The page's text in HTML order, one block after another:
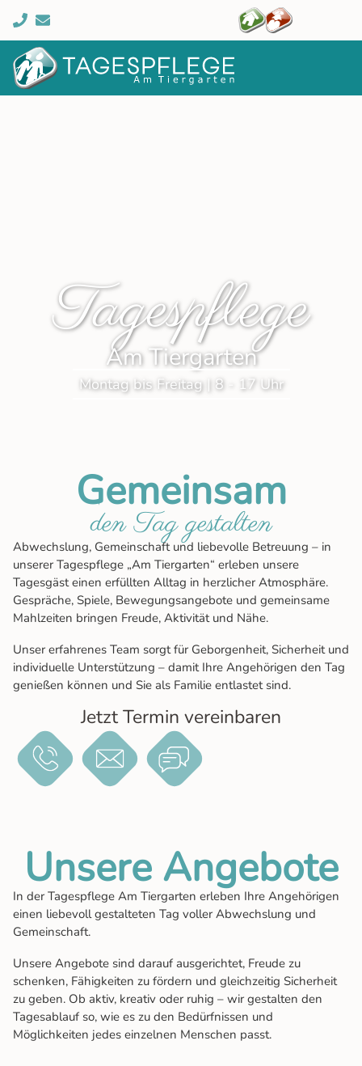
Tagespflege
Am Tiergarten
Montag bis Freitag | 8 - 17 Uhr
Gemeinsam
den Tag gestalten
Abwechslung, Gemeinschaft und liebevolle Betreuung – in
unserer Tagespflege „Am Tiergarten“ erleben unsere
Tagesgäst einen erfüllten Alltag in herzlicher Atmosphäre.
Gespräche, Spiele, Bewegungsangebote und gemeinsame
Mahlzeiten bringen Freude, Aktivität und Nähe.
Unser erfahrenes Team sorgt für Geborgenheit, Sicherheit und
individuelle Unterstützung – damit Ihre Angehörigen den Tag
genießen können und Sie als Familie entlastet sind.
Jetzt Termin vereinbaren
Unsere Angebote
In der Tagespflege Am Tiergarten erleben Ihre Angehörigen
einen liebevoll gestalteten Tag voller Abwechslung und
Gemeinschaft.
Unsere Angebote sind darauf ausgerichtet, Freude zu
schenken, Fähigkeiten zu fördern und gleichzeitig Sicherheit
zu geben. Ob aktiv, kreativ oder ruhig – wir gestalten den
Tagesablauf so, wie es zu den Bedürfnissen und
Möglichkeiten jedes einzelnen Menschen passt.